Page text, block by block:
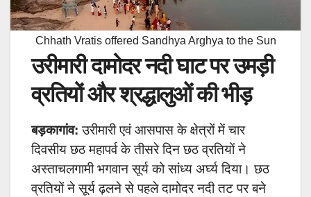
Chhath Vratis offered Sandhya Arghya to the Sun
उरीमारी दामोदर नदी घाट पर उमड़ी
व्रतियों और श्रद्धालुओं की भीड़
बड़कागांव: उरीमारी एवं आसपास के क्षेत्रों में चार
दिवसीय छठ महापर्व के तीसरे दिन छठ व्रतियों ने
अस्ताचलगामी भगवान सूर्य को सांध्य अर्घ्य दिया। छठ
व्रतियों ने सूर्य ढ़लने से पहले दामोदर नदी तट पर बने